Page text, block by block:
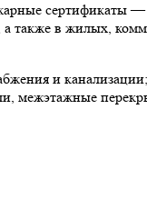
сертификаты —
также в жилых,
и
межэтажные